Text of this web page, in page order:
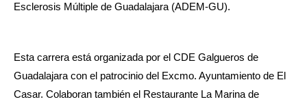
Esclerosis Múltiple de Guadalajara (ADEM-GU).
Esta carrera está organizada por el CDE Galgueros de
Guadalajara con el patrocinio del Excmo. Ayuntamiento de El
Casar. Colaboran también el Restaurante La Marina de